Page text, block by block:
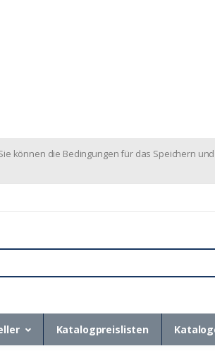
können die Bedingungen für das Speichern
Katalogpreislisten